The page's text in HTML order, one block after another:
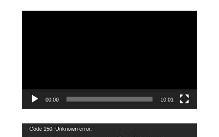
00:00 10:01
Videoavspiller
Code 150: Unknown error.